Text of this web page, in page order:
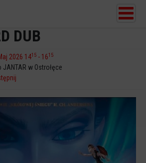
DUB
2026 1415 - 1615
JANTAR w Ostrołęce